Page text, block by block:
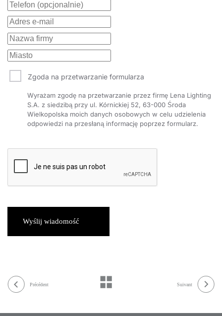
Zgoda na przetwarzanie formularza
Wyrażam zgodę na przetwarzanie przez firmę Lena Lighting
S.A. z siedzibą przy ul. Kórnickiej 52, 63-000 Środa
Wielkopolska moich danych osobowych w celu udzielenia
odpowiedzi na przesłaną informację poprzez formularz.
Wyślij wiadomość
Précédent Suivant